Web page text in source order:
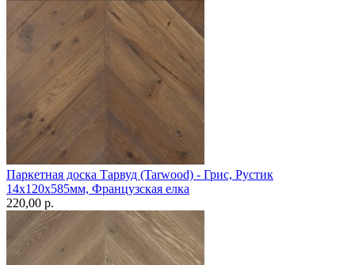
Паркетная доска Тарвуд (Tarwood) - Грис, Рустик
14х120х585мм, Французская елка
220,00 p.